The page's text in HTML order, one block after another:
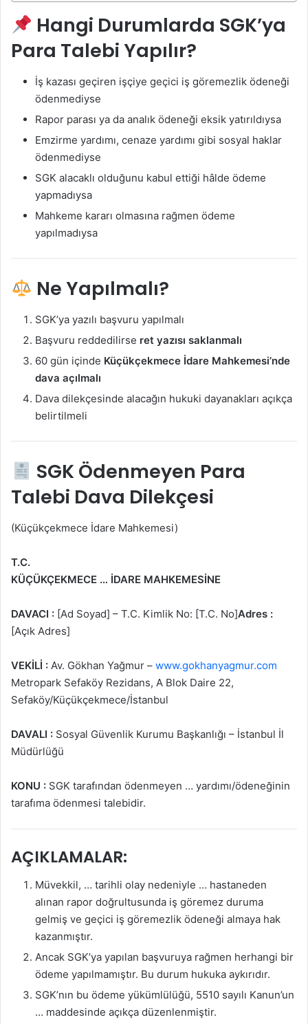
Hangi Durumlarda SGK’ya
Para Talebi Yapılır?
İş kazası geçiren işçiye geçici iş göremezlik ödeneği
ödenmediyse
Rapor parası ya da analık ödeneği eksik yatırıldıysa
Emzirme yardımı, cenaze yardımı gibi sosyal haklar
ödenmediyse
SGK alacaklı olduğunu kabul ettiği hâlde ödeme
yapmadıysa
Mahkeme kararı olmasına rağmen ödeme
yapılmadıysa
Ne Yapılmalı?
SGK’ya yazılı başvuru yapılmalı
Başvuru reddedilirse ret yazısı saklanmalı
60 gün içinde Küçükçekmece İdare Mahkemesi’nde
dava açılmalı
Dava dilekçesinde alacağın hukuki dayanakları açıkça
belirtilmeli
SGK Ödenmeyen Para
Talebi Dava Dilekçesi
(Küçükçekmece İdare Mahkemesi)
T.C.
KÜÇÜKÇEKMECE … İDARE MAHKEMESİNE
DAVACI : [Ad Soyad] – T.C. Kimlik No: [T.C. No]Adres :
[Açık Adres]
VEKİLİ : Av. Gökhan Yağmur – www.gokhanyagmur.com
Metropark Sefaköy Rezidans, A Blok Daire 22,
Sefaköy/Küçükçekmece/İstanbul
DAVALI : Sosyal Güvenlik Kurumu Başkanlığı – İstanbul İl
Müdürlüğü
KONU : SGK tarafından ödenmeyen … yardımı/ödeneğinin
tarafıma ödenmesi talebidir.
AÇIKLAMALAR:
Müvekkil, … tarihli olay nedeniyle … hastaneden
alınan rapor doğrultusunda iş göremez duruma
gelmiş ve geçici iş göremezlik ödeneği almaya hak
kazanmıştır.
Ancak SGK’ya yapılan başvuruya rağmen herhangi bir
ödeme yapılmamıştır. Bu durum hukuka aykırıdır.
SGK’nın bu ödeme yükümlülüğü, 5510 sayılı Kanun’un
… maddesinde açıkça düzenlenmiştir.